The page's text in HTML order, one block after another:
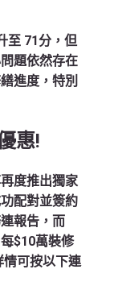
至 71分，但
題依然存在
進度，特別
惠!
度推出獨家
功配對並簽約
報告，而
$10萬裝修
可按以下連